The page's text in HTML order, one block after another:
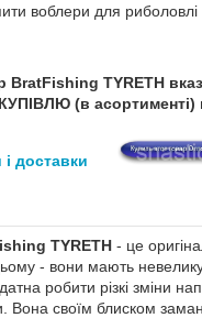
воблери для
BratFishing TYRETH
(в асортименті)
доставки
TYRETH - це
- вони мають
робити різкі зміни
Вона своїм блиском